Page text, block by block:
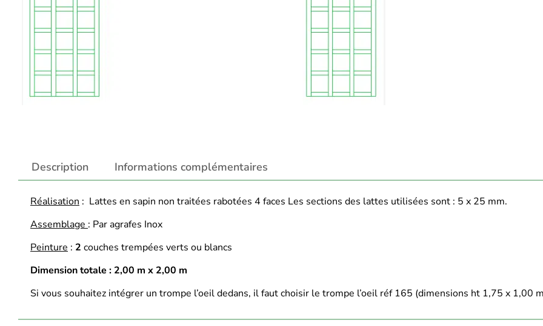
Description Informations complémentaires
Réalisation : Lattes en sapin non traitées rabotées 4 faces Les sections des lattes utilisées sont : 5 x 25 mm.
Assemblage : Par agrafes Inox
Peinture : 2 couches trempées verts ou blancs
Dimension totale : 2,00 m x 2,00 m
Si vous souhaitez intégrer un trompe l’oeil dedans, il faut choisir le trompe l’oeil réf 165 (dimensions ht 1,75 x 1,00